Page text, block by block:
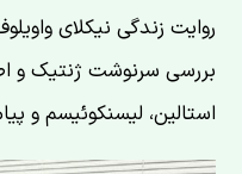
روایت زندگی نیکلای
بررسی سرنوشت ژنتیک و
استالین، لیسنکوئیسم و